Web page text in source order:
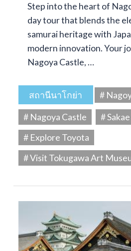
Step into the heart of
day tour that blends the
samurai heritage with
modern innovation. Your
Nagoya Castle, …
สถานีนาโกย่า
#
# Nagoya Castle
# Sakae
# Explore Toyota
# Visit Tokugawa Art